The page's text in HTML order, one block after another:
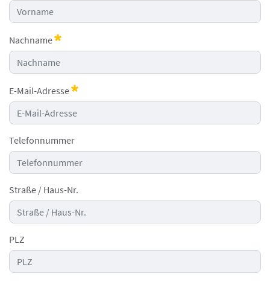
Nachname
Erforderlich
E-Mail-Adresse
Erforderlich
Telefonnummer
Straße / Haus-Nr.
PLZ